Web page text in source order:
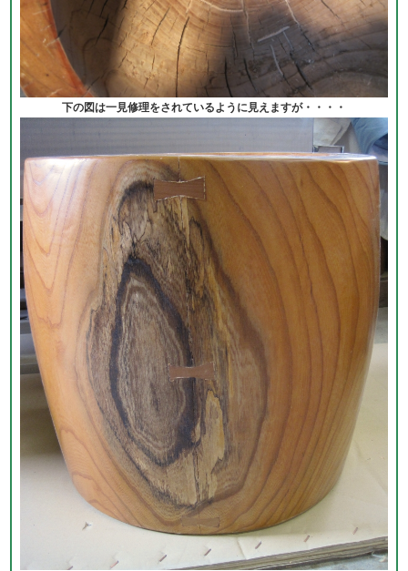
下の図は一見修理をされているように見えますが・・・・